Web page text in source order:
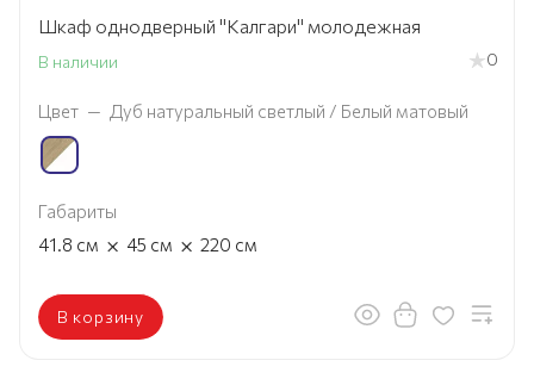
Шкаф однодверный "Калгари" молодежная
В наличии 0
Цвет — Дуб натуральный светлый / Белый матовый
Габариты
41.8 см × 45 см × 220 см
В корзину